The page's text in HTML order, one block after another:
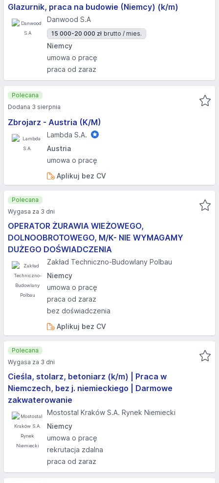
Glazurnik, praca na budowie (Niemcy) (k/m)
Danwood S.A
15 000-20 000 zł brutto / mies.
Niemcy
umowa o pracę
praca od zaraz
Zbrojarz - Austria (K/M)
Lambda S.A.
Austria
umowa o pracę
Aplikuj bez CV
Polecana
Dodana 3 sierpnia
OPERATOR ŻURAWIA WIEŻOWEGO,
DOLNOOBROTOWEGO, M/K- NIE WYMAGAMY
DUŻEGO DOŚWIADCZENIA
Zakład Techniczno-Budowlany Polbau
Niemcy
umowa o pracę
praca od zaraz
bez doświadczenia
Aplikuj bez CV
Polecana
Wygasa za 3 dni
Cieśla, stolarz, betoniarz (k/m) | Praca w
Niemczech, bez j. niemieckiego | Darmowe
zakwaterowanie
Mostostal Kraków S.A. Rynek Niemiecki
Niemcy
umowa o pracę
rekrutacja zdalna
praca od zaraz
Polecana
Wygasa za 3 dni